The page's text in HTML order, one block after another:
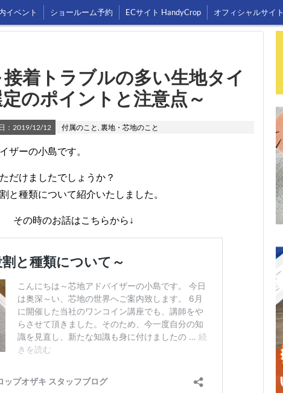
イベント ショールーム予約 ECサイト HandyCrop オフィシャルサイト
着トラブルの多い生地タイ
のポイントと注意点～
：2019/12/12 付属のこと, 裏地・芯地のこと
ザーの小島です。
だけましたでしょうか？
と種類について紹介いたしました。
その時のお話はこちらから↓